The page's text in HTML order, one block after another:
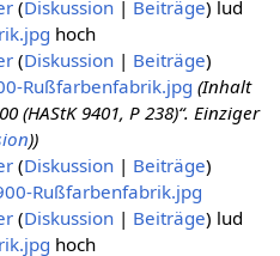
Diskussion Beiträge lud
hoch
Diskussion
Beiträge
Rußfarbenfabrik.jpg (Inhalt
(HAStK 9401, P 238)“. Einziger
))
Diskussion
Beiträge
Rußfarbenfabrik.jpg
Diskussion Beiträge lud
hoch